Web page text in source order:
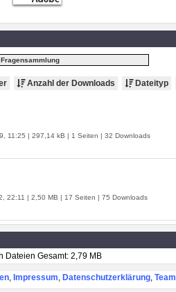
Fragensammlung
Anzahl der Downloads Dateityp
11:25 | 297,14 kB | 1 Seiten | 32 Downloads
22:11 | 2,50 MB | 17 Seiten | 75 Downloads
Dateien Gesamt: 2,79 MB
, Impressum, Datenschutzerklärung, Team